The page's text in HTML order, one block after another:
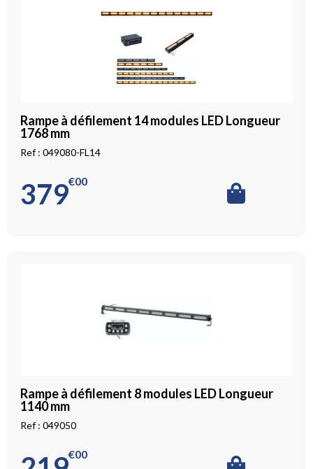
Rampe à défilement 14 modules LED Longueur
1768 mm
049080-FL14
379 00
€
Rampe à défilement 8 modules LED Longueur
1140 mm
049050
00
€